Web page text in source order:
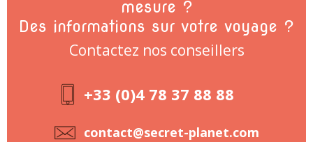
mesure ?
Des informations sur votre voyage ?
Contactez nos conseillers
+33 (0)4 78 37 88 88
contact@secret-planet.com